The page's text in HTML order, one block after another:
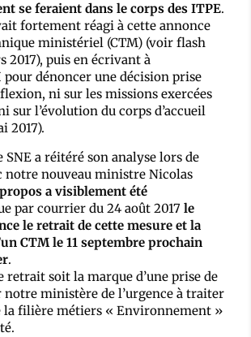
se feraient dans le corps des ITPE.
fortement réagi à cette annonce
ministériel (CTM) (voir flash
2017), puis en écrivant à
pour dénoncer une décision prise
ni sur les missions exercées
sur l’évolution du corps d’accueil
2017).
a réitéré son analyse lors de
notre nouveau ministre Nicolas
a visiblement été
par courrier du 24 août 2017le
le retrait de cette mesure et la
CTM le 11 septembre prochain
.
retrait soit la marque d’une prise de
notre ministère de l’urgence à traiter
la filière métiers « Environnement »